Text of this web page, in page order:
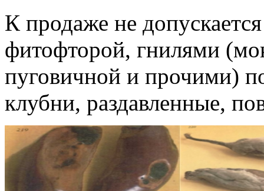
К продаже не
фитофторой, гнилями
пуговичной и прочими)
клубни, раздавленные,